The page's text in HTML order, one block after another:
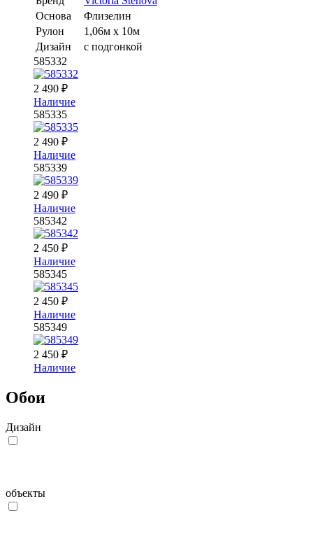
Основа
Флизелин
Рулон
1,06м х 10м
Дизайн
с подгонкой
585332
2 490 ₽
Наличие
585335
2 490 ₽
Наличие
585339
2 490 ₽
Наличие
585342
2 450 ₽
Наличие
585345
2 450 ₽
Наличие
585349
2 450 ₽
Наличие
Обои
Дизайн
объекты